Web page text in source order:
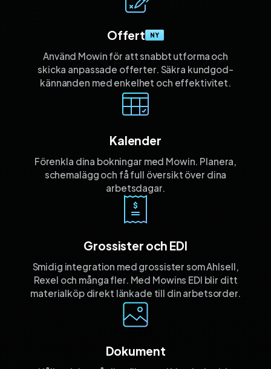
Offert NY
Använd Mowin för att snabbt utforma och
skicka anpassade offerter. Säkra kund­god­
kännanden med enkelhet och effektivitet.
Kalender
Förenkla dina bokningar med Mowin. Planera,
schemalägg och få full översikt över dina
arbetsdagar.
Grossister och EDI
Smidig integration med grossister som Ahlsell,
Rexel och många fler. Med Mowins EDI blir ditt
materialköp direkt länkade till din arbetsorder.
Dokument